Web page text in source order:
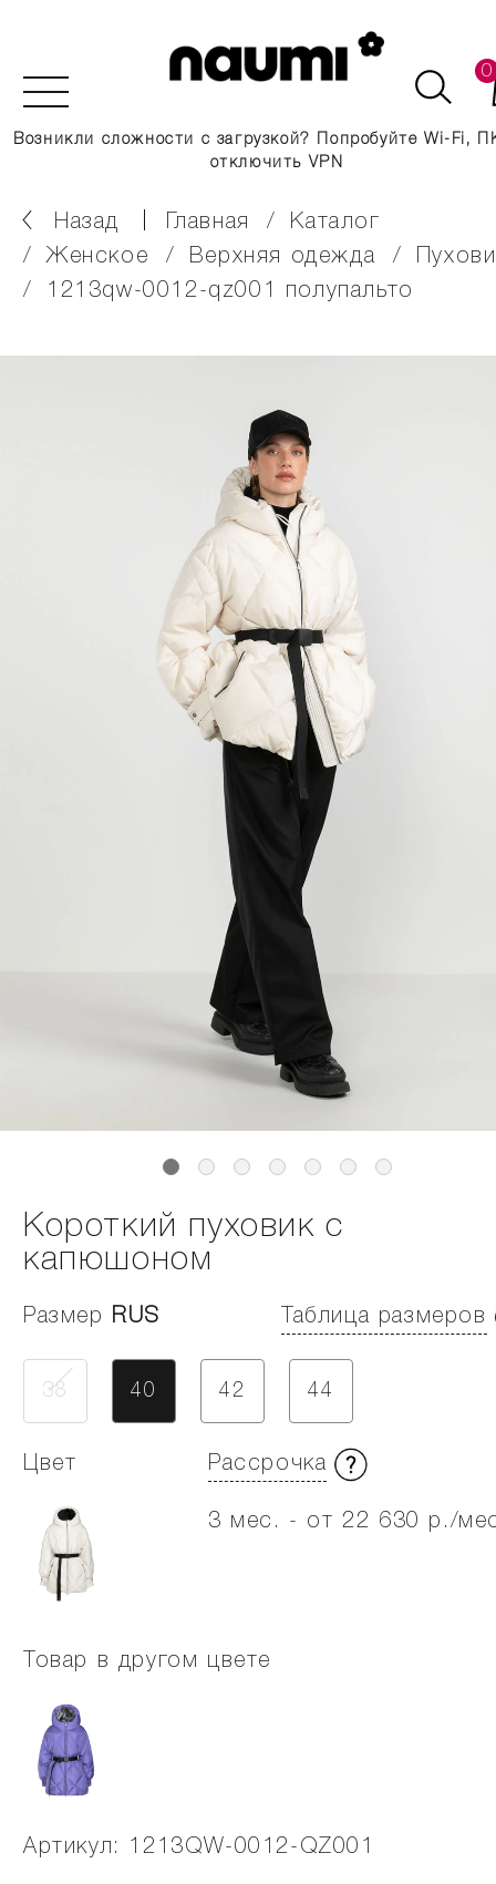
0
Возникли сложности с загрузкой? Попробуйте Wi-Fi,
отключить VPN
Назад главная
каталог
женское
верхняя одежда
1213qw-0012-qz001 полупальто
Короткий пуховик с
капюшоном
Размер RUS Таблица размеров
38 40 42 44
Цвет Рассрочка
3 мес. - от 22 630 р./
Товар в другом цвете
Артикул: 1213QW-0012-QZ001